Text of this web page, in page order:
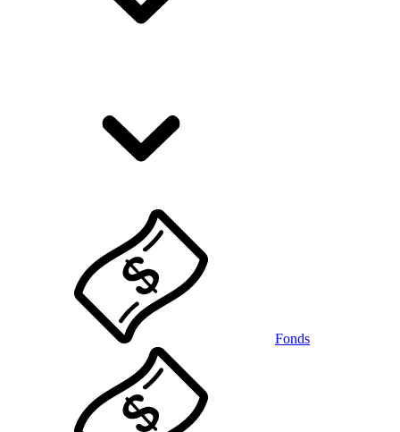
Fonds